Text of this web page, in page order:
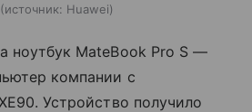
источник: Huawei
ноутбук MateBook Pro S —
компании с
Устройство получило